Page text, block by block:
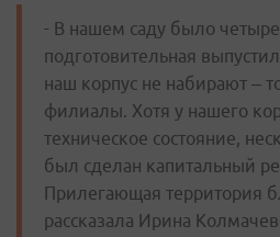
- В нашем саду было
подготовительная
наш корпус не набирают –
филиалы. Хотя у нашего
техническое состояние,
был сделан капитальный
Прилегающая территория
рассказала Ирина